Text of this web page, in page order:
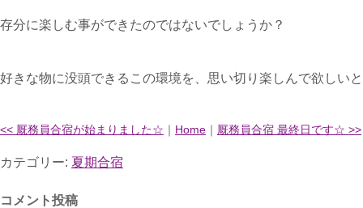
存分に楽しむ事ができたのではないでしょうか？
好きな物に没頭できるこの環境を、思い切り楽しんで欲しい
<< 厩務員合宿が始まりました☆ ｜ Home ｜ 厩務員合宿 最終日です☆ >>
カテゴリー: 夏期合宿
コメント投稿